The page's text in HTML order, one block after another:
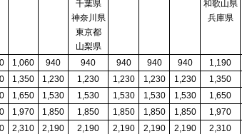
千葉県
神奈川県
東京都
山梨県
和歌山県
兵庫県
1,060 940 940 940 940 940 1,190
1,350 1,230 1,230 1,230 1,230 1,230 1,350
1,650 1,530 1,530 1,530 1,530 1,530 1,650
1,970 1,850 1,850 1,850 1,850 1,850 1,970
2,310 2,190 2,190 2,190 2,190 2,190 2,310